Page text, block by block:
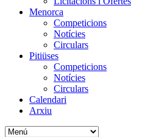
Menorca
Competicions
Notícies
Circulars
Pitiüses
Competicions
Notícies
Circulars
Calendari
Arxiu